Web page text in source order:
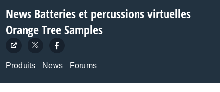
News Batteries et percussions virtuelles
Orange Tree Samples
Produits News Forums